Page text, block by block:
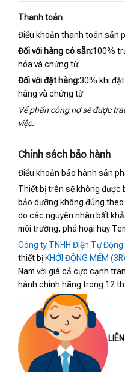
Thanh toán
Điều khoản thanh toán sản
Đối với hàng có sẵn:100%
hóa và chứng từ
Đối với đặt hàng:30% khi
hàng và chứng từ
Về phần công nợ sẽ được
việc.
Chính sách bảo hành
Điều khoản bảo hành sản
Thiết bị trên sẽ không được
bảo dưỡng không đúng
do các nguyên nhân bất
môi trường, phá hoại hay
Công ty TNHH Điện Tự
thiết bị KHỞI ĐỘNG MỀM
Nam với giá cả cực cạnh
hành chính hãng trong 12